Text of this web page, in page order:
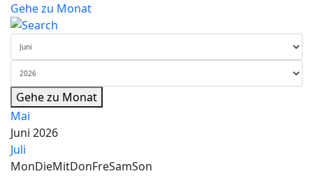
Gehe zu Monat
Gehe zu Monat
Mai
Juni 2026
Juli
MonDieMitDonFreSamSon